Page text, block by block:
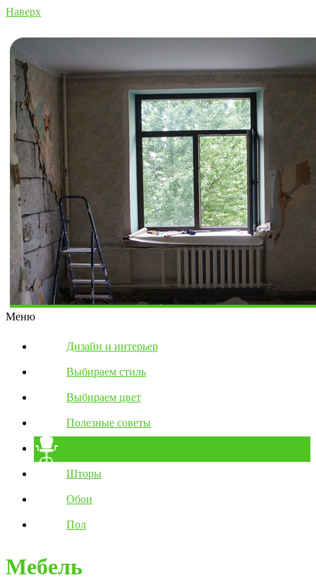
Наверх
Меню
Дизайн и интерьер
Выбираем стиль
Выбираем цвет
Полезные советы
Шторы
Обои
Пол
Мебель